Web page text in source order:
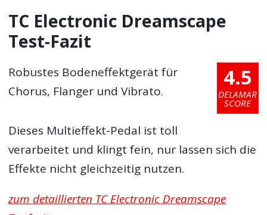
TC Electronic Dreamscape
Test-Fazit
4.5
DELAMAR
SCORE
Robustes Bodeneffektgerät für
Chorus, Flanger und Vibrato.
Dieses Multieffekt-Pedal ist toll
verarbeitet und klingt fein, nur lassen sich die
Effekte nicht gleichzeitig nutzen.
zum detaillierten TC Electronic Dreamscape